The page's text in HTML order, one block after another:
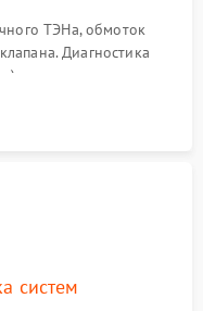
ТЭНа, обмоток
Диагностика
датчика мутности,
модуля управления.
систем